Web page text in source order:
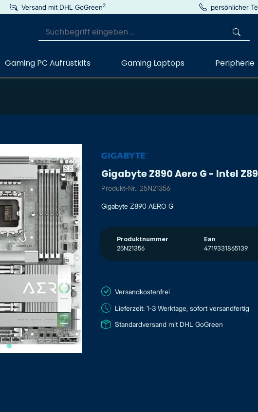
Versand mit DHL GoGreen2 persönlicher
Gaming PC Aufrüstkits Gaming Laptops Peripherie
Gigabyte Z890 Aero G - Intel
Produkt-Nr.: 25N21356
Gigabyte Z890 AERO G
Produktnummer
25N21356
Ean
4719331865139
Versandkostenfrei
Lieferzeit: 1-3 Werktage, sofort versandfertig
Standardversand mit DHL GoGreen